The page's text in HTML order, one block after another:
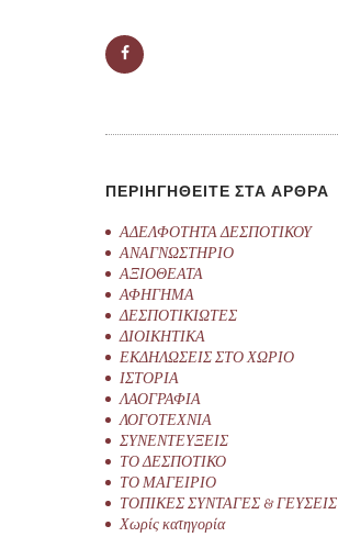
ΠΕΡΙΗΓΗΘΕΙΤΕ ΣΤΑ ΑΡΘΡΑ
ΑΔΕΛΦΟΤΗΤΑ ΔΕΣΠΟΤΙΚΟΥ
ΑΝΑΓΝΩΣΤΗΡΙΟ
ΑΞΙΟΘΕΑΤΑ
ΑΦΗΓΗΜΑ
ΔΕΣΠΟΤΙΚΙΩΤΕΣ
ΔΙΟΙΚΗΤΙΚΑ
ΕΚΔΗΛΩΣΕΙΣ ΣΤΟ ΧΩΡΙΟ
ΙΣΤΟΡΙΑ
ΛΑΟΓΡΑΦΙΑ
ΛΟΓΟΤΕΧΝΙΑ
ΣΥΝΕΝΤΕΥΞΕΙΣ
ΤΟ ΔΕΣΠΟΤΙΚΟ
ΤΟ ΜΑΓΕΙΡΙΟ
ΤΟΠΙΚΕΣ ΣΥΝΤΑΓΕΣ & ΓΕΥΣΕΙΣ
Χωρίς κατηγορία